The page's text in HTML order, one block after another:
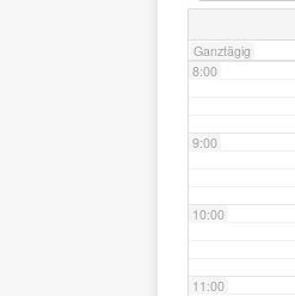
Ganztägig
8:00
9:00
10:00
11:00